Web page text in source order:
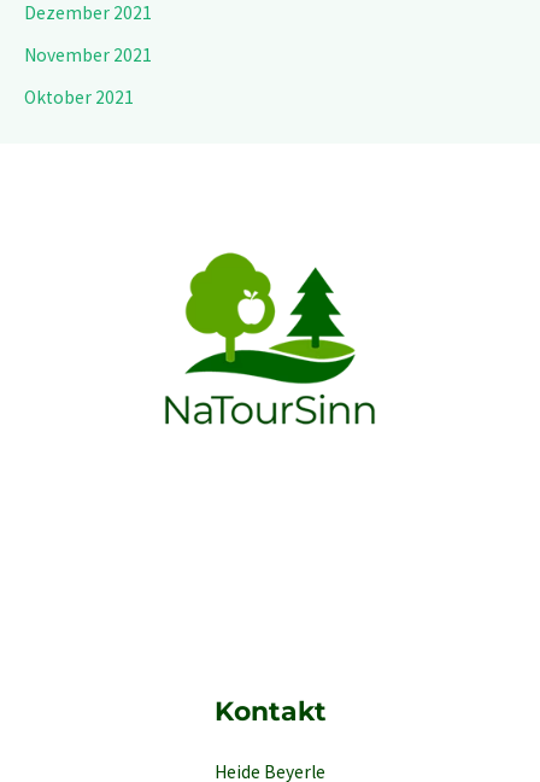
Dezember 2021
November 2021
Oktober 2021
Kontakt
Heide Beyerle